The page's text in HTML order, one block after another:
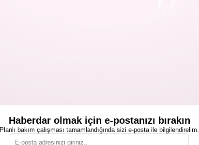
Haberdar olmak için e-postanızı bırakın
Planlı bakım çalışması tamamlandığında sizi e-posta ile bilgilendirelim.